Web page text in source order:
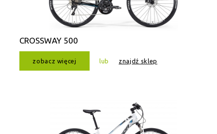
CROSSWAY 500
zobacz więcej lub znajdź sklep